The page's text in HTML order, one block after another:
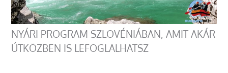
NYÁRI PROGRAM SZLOVÉNIÁBAN, AMIT AKÁR
ÚTKÖZBEN IS LEFOGLALHATSZ